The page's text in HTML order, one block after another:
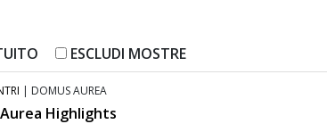
ESCLUDI MOSTRE
| DOMUS AUREA
Highlights